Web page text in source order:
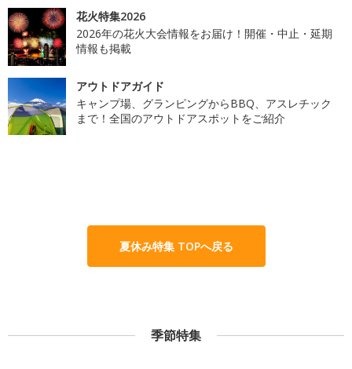
花火特集2026
2026年の花火大会情報をお届け！開催・中止・延期
情報も掲載
アウトドアガイド
キャンプ場、グランピングからBBQ、アスレチック
まで！全国のアウトドアスポットをご紹介
夏休み特集 TOPへ戻る
季節特集